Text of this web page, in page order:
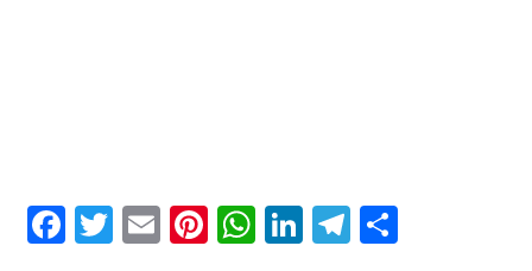
Facebook
Twitter
EmailPinterest
WhatsApp
LinkedIn
Telegram